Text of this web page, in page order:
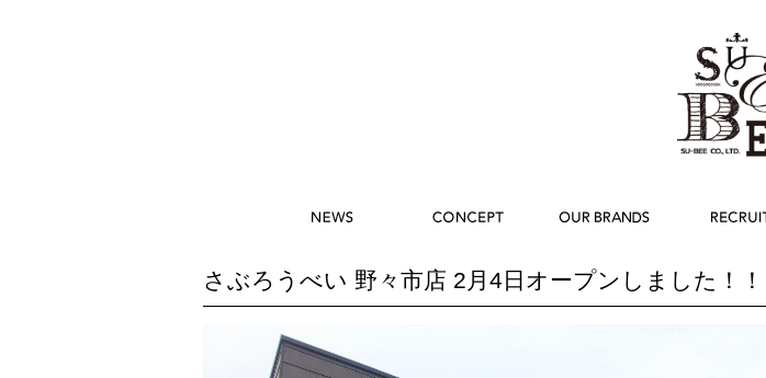
さぶろうべい 野々市店 2月4日オープンしました！！